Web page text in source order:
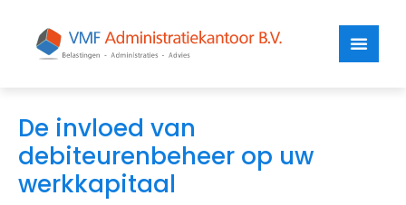
De invloed van
debiteurenbeheer op uw
werkkapitaal